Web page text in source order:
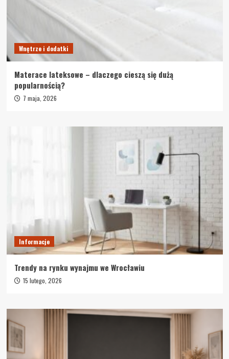
Wnętrze i dodatki
Materace lateksowe – dlaczego cieszą się dużą
popularnością?
7 maja, 2026
Informacje
Trendy na rynku wynajmu we Wrocławiu
15 lutego, 2026